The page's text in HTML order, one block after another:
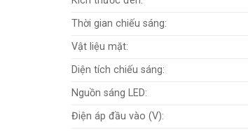
Thời gian chiếu sáng:
Vật liệu mặt:
Diện tích chiếu sáng:
Nguồn sáng LED:
Điện áp đầu vào (V):